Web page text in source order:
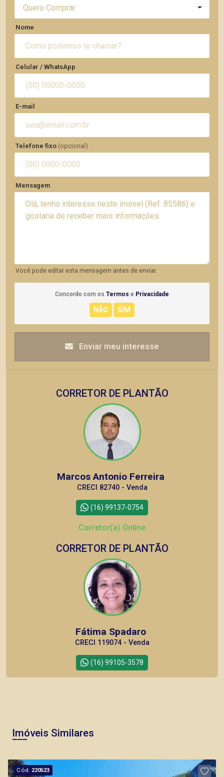
Quero Comprar
Nome
Celular / WhatsApp
E-mail
Telefone fixo (opcional)
Mensagem
Você pode editar esta mensagem antes de enviar.
Concordo com os Termos e Privacidade
Enviar meu interesse
CORRETOR DE PLANTÃO
Marcos Antonio Ferreira
CRECI 82740 - Venda
(16) 99137-0754
Corretor(a) Online
CORRETOR DE PLANTÃO
Fátima Spadaro
CRECI 119074 - Venda
(16) 99105-3578
Imóveis Similares
Cód. 220523